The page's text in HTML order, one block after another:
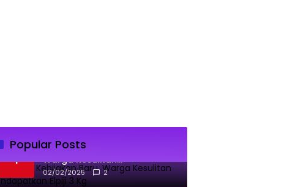
Popular Posts
1
Dampak Kebijakan Baru,
Warga Kesulitan
Mendapatkan Elpiji 3 Kg
02/02/2025 2